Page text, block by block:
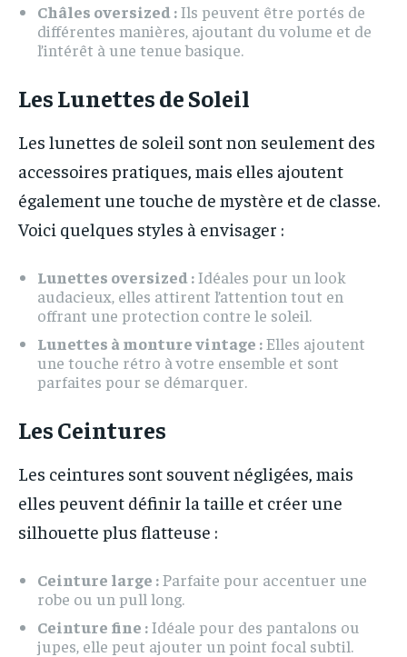
Châles oversized :Ils peuvent être portés de
différentes manières, ajoutant du volume et de
l’intérêt à une tenue basique.
Les Lunettes de Soleil
Les lunettes de soleil sont non seulement des
accessoires pratiques, mais elles ajoutent
également une touche de mystère et de classe.
Voici quelques styles à envisager :
Lunettes oversized :Idéales pour un look
audacieux, elles attirent l’attention tout en
offrant une protection contre le soleil.
Lunettes à monture vintage :Elles ajoutent
une touche rétro à votre ensemble et sont
parfaites pour se démarquer.
Les Ceintures
Les ceintures sont souvent négligées, mais
elles peuvent définir la taille et créer une
silhouette plus flatteuse :
Ceinture large :Parfaite pour accentuer une
robe ou un pull long.
Ceinture fine :Idéale pour des pantalons ou
jupes, elle peut ajouter un point focal subtil.